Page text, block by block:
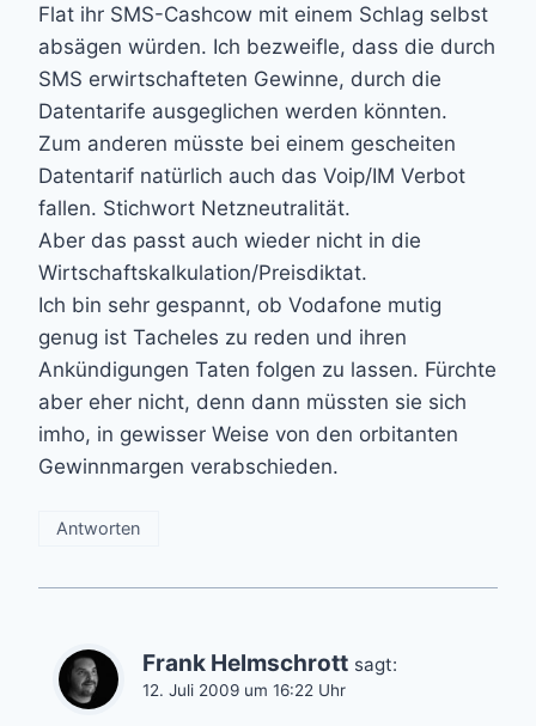
Flat ihr SMS-Cashcow mit einem Schlag selbst
absägen würden. Ich bezweifle, dass die durch
SMS erwirtschafteten Gewinne, durch die
Datentarife ausgeglichen werden könnten.
Zum anderen müsste bei einem gescheiten
Datentarif natürlich auch das Voip/IM Verbot
fallen. Stichwort Netzneutralität.
Aber das passt auch wieder nicht in die
Wirtschaftskalkulation/Preisdiktat.
Ich bin sehr gespannt, ob Vodafone mutig
genug ist Tacheles zu reden und ihren
Ankündigungen Taten folgen zu lassen. Fürchte
aber eher nicht, denn dann müssten sie sich
imho, in gewisser Weise von den orbitanten
Gewinnmargen verabschieden.
Antworten
Frank Helmschrott sagt:
12. Juli 2009 um 16:22 Uhr